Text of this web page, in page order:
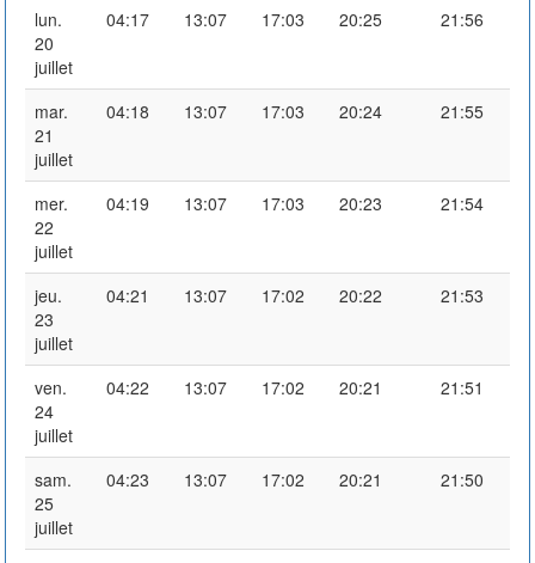
lun.
20
juillet
04:17 13:07 17:03 20:25 21:56
mar.
21
juillet
04:18 13:07 17:03 20:24 21:55
mer.
22
juillet
04:19 13:07 17:03 20:23 21:54
jeu.
23
juillet
04:21 13:07 17:02 20:22 21:53
ven.
24
juillet
04:22 13:07 17:02 20:21 21:51
sam.
25
juillet
04:23 13:07 17:02 20:21 21:50